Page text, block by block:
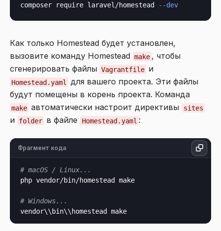
composer require laravel/homestead --dev
Как только Homestead будет установлен,
вызовите команду Homestead make , чтобы
сгенерировать файлы Vagrantfile и
Homestead.yaml
для вашего проекта. Эти файлы
будут помещены в корень проекта. Команда
make автоматически настроит директивы sites
и folder в файле Homestead.yaml :
Фрагмент кода
# macOS / Linux...
php vendor/bin/homestead make
# Windows...